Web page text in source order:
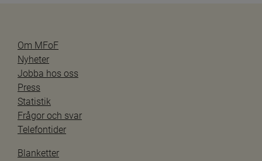
Om MFoF
Nyheter
Jobba hos oss
Press
Statistik
Frågor och svar
Telefontider
Blanketter